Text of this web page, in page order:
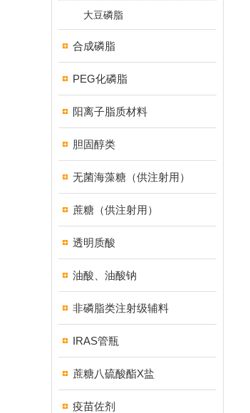
大豆磷脂
合成磷脂
PEG化磷脂
阳离子脂质材料
胆固醇类
无菌海藻糖（供注射用）
蔗糖（供注射用）
透明质酸
油酸、油酸钠
非磷脂类注射级辅料
IRAS管瓶
蔗糖八硫酸酯X盐
疫苗佐剂